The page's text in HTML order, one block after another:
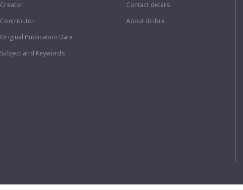
Creator
Contributor
Original Publication Date
Subject and Keywords
Contact details
About dLibra